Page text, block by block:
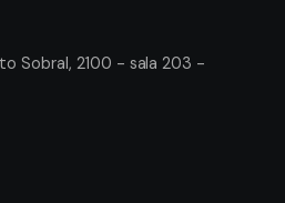
Sobral, 2100 - sala 203 -